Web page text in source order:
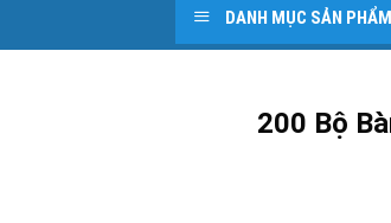
DANH MỤC SẢN PHẨM
200 Bộ